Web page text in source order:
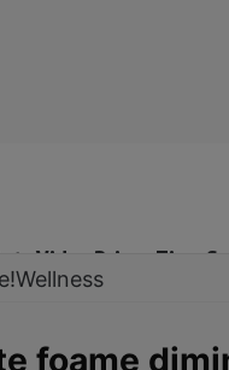
Video Prime Time
Wellness
foame